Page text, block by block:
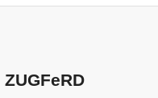
ZUGFeRD